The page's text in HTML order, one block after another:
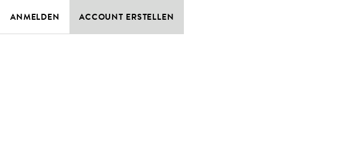
ANMELDEN ACCOUNT ERSTELLEN